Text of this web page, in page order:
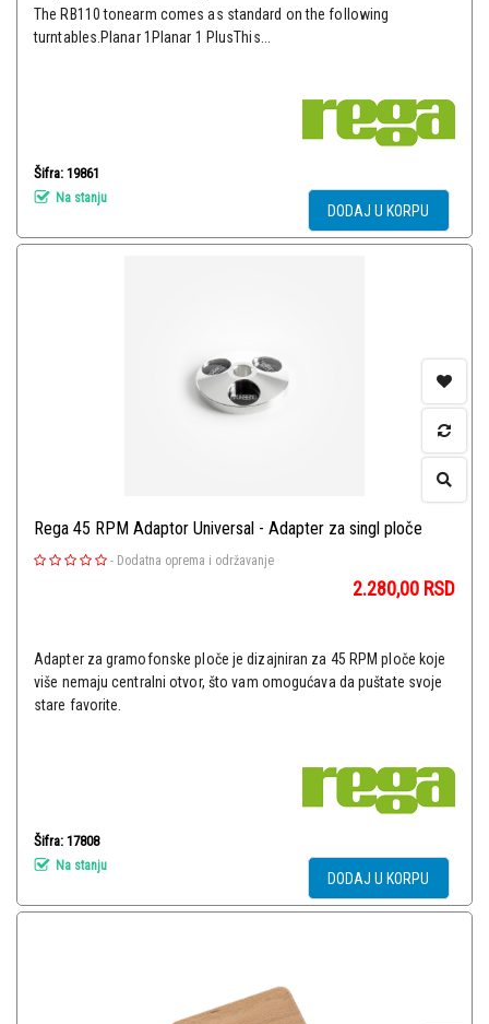
The RB110 tonearm comes as standard on the following
turntables.Planar 1Planar 1 PlusThis...
Šifra: 19861
Na stanju
DODAJ U KORPU
Rega 45 RPM Adaptor Universal - Adapter za singl ploče
- Dodatna oprema i održavanje
2.280,00 RSD
Adapter za gramofonske ploče je dizajniran za 45 RPM ploče koje
više nemaju centralni otvor, što vam omogućava da puštate svoje
stare favorite.
Šifra: 17808
Na stanju
DODAJ U KORPU